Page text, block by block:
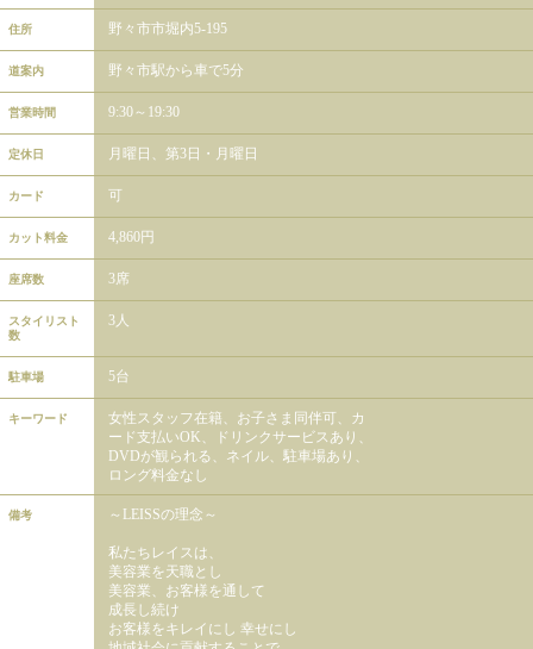
住所 野々市市堀内5-195
道案内 野々市駅から車で5分
営業時間 9:30～19:30
定休日 月曜日、第3日・月曜日
カード 可
カット料金 4,860円
座席数 3席
スタイリスト
数
3人
駐車場 5台
キーワード
女性スタッフ在籍、お子さま同伴可、カ
ード支払いOK、ドリンクサービスあり、
DVDが観られる、ネイル、駐車場あり、
ロング料金なし
備考 ～LEISSの理念～
私たちレイスは、
美容業を天職とし
美容業、お客様を通して
成長し続け
お客様をキレイにし 幸せにし